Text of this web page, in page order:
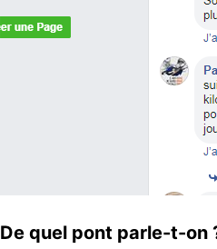
De quel pont parle-t-on